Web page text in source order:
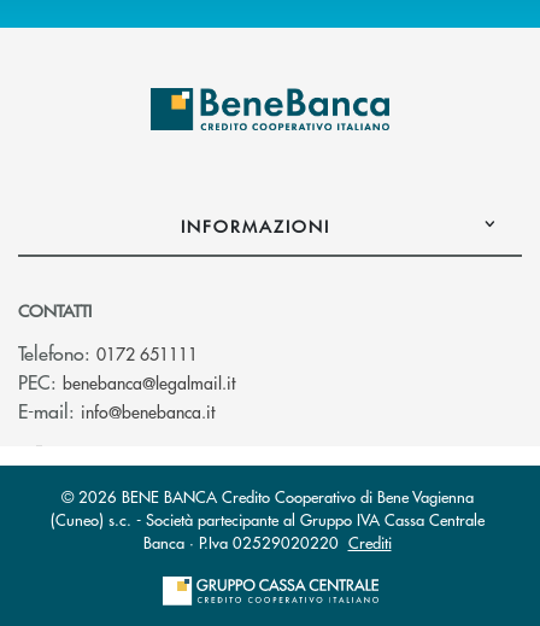
INFORMAZIONI
CONTATTI
Telefono: 0172 651111
PEC: benebanca@legalmail.it(si apre l’app di posta elettronica)
E-mail: info@benebanca.it(si apre l’app di posta elettronica)
© 2026 BENE BANCA Credito Cooperativo di Bene Vagienna
(Cuneo) s.c. - Società partecipante al Gruppo IVA Cassa Centrale
Banca · P.Iva 02529020220 Crediti